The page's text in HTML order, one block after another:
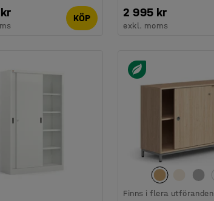
KÖP 2 995 kr
exkl. moms
Finns i flera utföranden